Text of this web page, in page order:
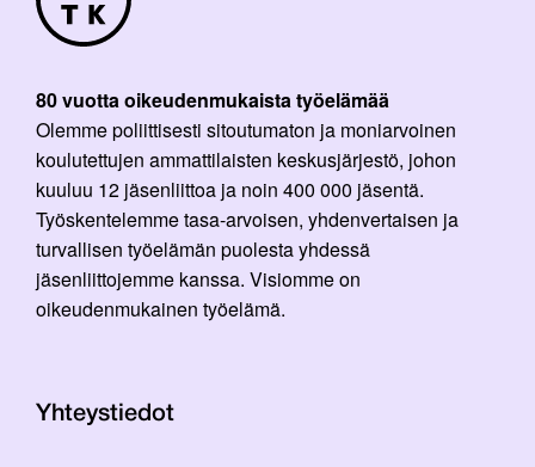
80 vuotta oikeudenmukaista työelämää
Olemme poliittisesti sitoutumaton ja moniarvoinen
koulutettujen ammattilaisten keskusjärjestö, johon
kuuluu 12 jäsenliittoa ja noin 400 000 jäsentä.
Työskentelemme tasa-arvoisen, yhdenvertaisen ja
turvallisen työelämän puolesta yhdessä
jäsenliittojemme kanssa. Visiomme on
oikeudenmukainen työelämä.
Yhteystiedot